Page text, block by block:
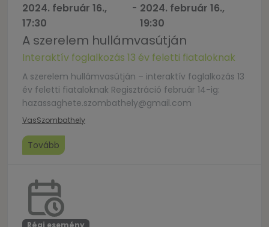
2024. február 16.,
17:30
- 2024. február 16.,
19:30
A szerelem hullámvasútján
Interaktív foglalkozás 13 év feletti fiataloknak
A szerelem hullámvasútján – interaktív foglalkozás 13
év feletti fiataloknak Regisztráció február 14-ig:
hazassaghete.szombathely@gmail.com
VasSzombathely
Tovább